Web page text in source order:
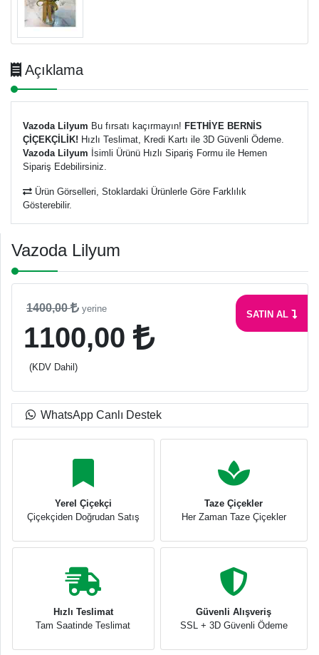
Açıklama
Vazoda Lilyum Bu fırsatı kaçırmayın! FETHİYE BERNİS
ÇİÇEKÇİLİK! Hızlı Teslimat, Kredi Kartı ile 3D Güvenli Ödeme.
Vazoda Lilyum İsimli Ürünü Hızlı Sipariş Formu ile Hemen
Sipariş Edebilirsiniz.
Ürün Görselleri, Stoklardaki Ürünlerle Göre Farklılık
Gösterebilir.
Vazoda Lilyum
1400,00 yerine
1100,00
(KDV Dahil)
SATIN AL
WhatsApp Canlı Destek
Yerel Çiçekçi
Çiçekçiden Doğrudan Satış
Taze Çiçekler
Her Zaman Taze Çiçekler
Hızlı Teslimat
Tam Saatinde Teslimat
Güvenli Alışveriş
SSL + 3D Güvenli Ödeme